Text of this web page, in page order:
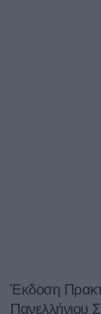
Έκδοση
Πανελλήνιου